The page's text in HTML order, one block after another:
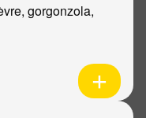
gorgonzola,